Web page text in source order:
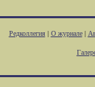
Редколлегия| О журнале|